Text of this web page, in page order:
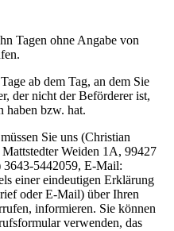
Tagen ohne Angabe von
ab dem Tag, an dem Sie
der nicht der Beförderer ist,
haben bzw. hat.
Sie uns (Christian
Weiden 1A, 99427
3643-5442059, E-Mail:
einer eindeutigen Erklärung
oder E-Mail) über Ihren
informieren. Sie können
verwenden, das